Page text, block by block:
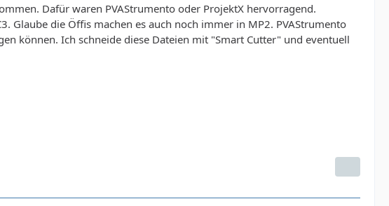
Dafür waren PVAStrumento oder ProjektX hervorragend.
Glaube die Öffis machen es auch noch immer in MP2. PVAStrumento
können. Ich schneide diese Dateien mit "Smart Cutter" und eventuell